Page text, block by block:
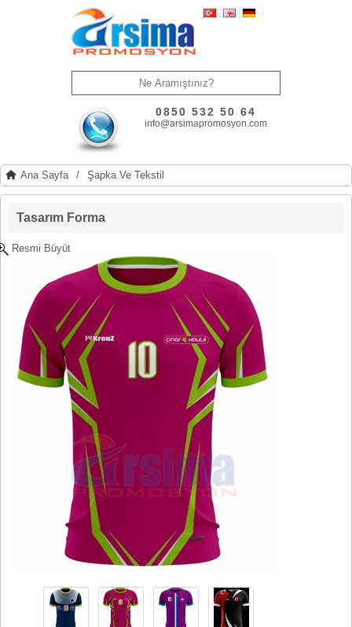
0850 532 50 64
info@arsimapromosyon.com
Ana Sayfa / Şapka Ve Tekstil
Tasarım Forma
Resmi Büyüt